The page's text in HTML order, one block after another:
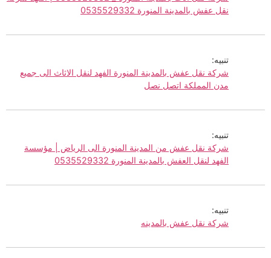
نقل عفش بالمدينة المنورة 0535529332
تنبيه:
شركة نقل عفش بالمدينة المنورة الفهد لنقل الاثاث الى جميع
مدن المملكة اتصل نصل
تنبيه:
شركة نقل عفش من المدينة المنورة الى الرياض | مؤسسة
الفهد لنقل العفش بالمدينة المنورة 0535529332
تنبيه:
شركة نقل عفش بالمدينه